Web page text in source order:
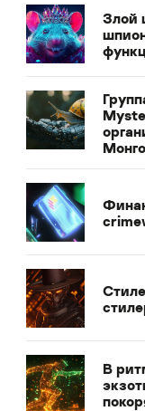
Злой
В